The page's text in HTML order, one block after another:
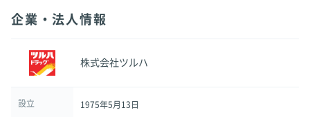
企業・法人情報
株式会社ツルハ
設立 1975年5月13日